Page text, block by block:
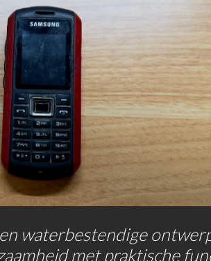
waterbestendige
met praktische